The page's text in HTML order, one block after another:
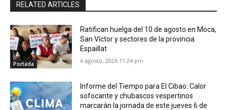
RELATED ARTICLES
Portada
Ratifican huelga del 10 de agosto en Moca,
San Víctor y sectores de la provincia
Espaillat
6 agosto, 2026 11:24 pm
Informe del Tiempo para El Cibao: Calor
sofocante y chubascos vespertinos
marcarán la jornada de este jueves 6 de